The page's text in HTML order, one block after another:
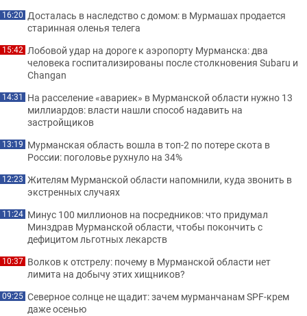
16:20 Досталась в наследство с домом: в Мурмашах продается
старинная оленья телега
15:42 Лобовой удар на дороге к аэропорту Мурманска: два
человека госпитализированы после столкновения Subaru и
Changan
14:31 На расселение «авариек» в Мурманской области нужно 13
миллиардов: власти нашли способ надавить на
застройщиков
13:19 Мурманская область вошла в топ-2 по потере скота в
России: поголовье рухнуло на 34%
12:23 Жителям Мурманской области напомнили, куда звонить в
экстренных случаях
11:24 Минус 100 миллионов на посредников: что придумал
Минздрав Мурманской области, чтобы покончить с
дефицитом льготных лекарств
10:37 Волков к отстрелу: почему в Мурманской области нет
лимита на добычу этих хищников?
09:25 Северное солнце не щадит: зачем мурманчанам SPF-крем
даже осенью